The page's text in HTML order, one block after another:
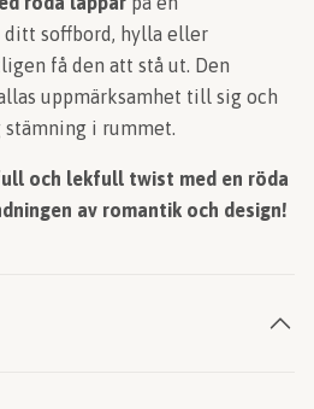
ditt soffbord, hylla eller
få den att stå ut. Den
uppmärksamhet till sig och
i rummet.
och lekfull twist med en röda
av romantik och design!